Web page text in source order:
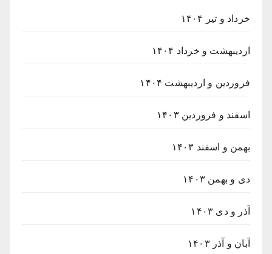
خرداد و تیر ۱۴۰۴
اردیبهشت و خرداد ۱۴۰۴
فروردین و اردیبهشت ۱۴۰۴
اسفند و فروردین ۱۴۰۳
بهمن و اسفند ۱۴۰۳
دی و بهمن ۱۴۰۳
آذر و دی ۱۴۰۳
آبان و آذر ۱۴۰۳